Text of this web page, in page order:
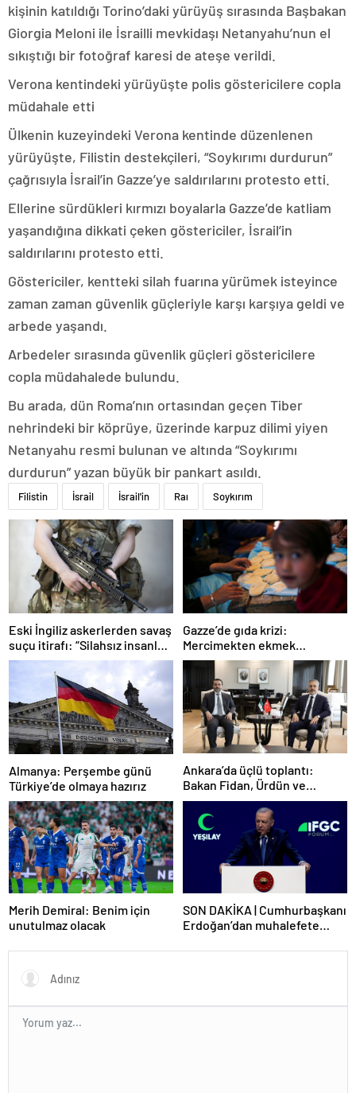
kişinin katıldığı Torino’daki yürüyüş sırasında Başbakan
Giorgia Meloni ile İsrailli mevkidaşı Netanyahu’nun el
sıkıştığı bir fotoğraf karesi de ateşe verildi.
Verona kentindeki yürüyüşte polis göstericilere copla
müdahale etti
Ülkenin kuzeyindeki Verona kentinde düzenlenen
yürüyüşte, Filistin destekçileri, “Soykırımı durdurun”
çağrısıyla İsrail’in Gazze’ye saldırılarını protesto etti.
Ellerine sürdükleri kırmızı boyalarla Gazze’de katliam
yaşandığına dikkati çeken göstericiler, İsrail’in
saldırılarını protesto etti.
Göstericiler, kentteki silah fuarına yürümek isteyince
zaman zaman güvenlik güçleriyle karşı karşıya geldi ve
arbede yaşandı.
Arbedeler sırasında güvenlik güçleri göstericilere
copla müdahalede bulundu.
Bu arada, dün Roma’nın ortasından geçen Tiber
nehrindeki bir köprüye, üzerinde karpuz dilimi yiyen
Netanyahu resmi bulunan ve altında “Soykırımı
durdurun” yazan büyük bir pankart asıldı.
Filistin İsrail İsrail'in Raı Soykırım
Eski İngiliz askerlerden savaş
suçu itirafı: “Silahsız insanları
uykuda öldürdüler”
Gazze’de gıda krizi:
Mercimekten ekmek
yapıyorlar
Almanya: Perşembe günü
Türkiye’de olmaya hazırız
Ankara’da üçlü toplantı:
Bakan Fidan, Ürdün ve
Suriyeli mevkidaşlarıyla
görüştü
Merih Demiral: Benim için
unutulmaz olacak
SON DAKİKA | Cumhurbaşkanı
Erdoğan’dan muhalefete
dert ettikleri kadar suyun